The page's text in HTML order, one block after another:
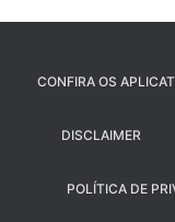
CONFIRA OS
DISCLAIMER
POLÍTICA DE